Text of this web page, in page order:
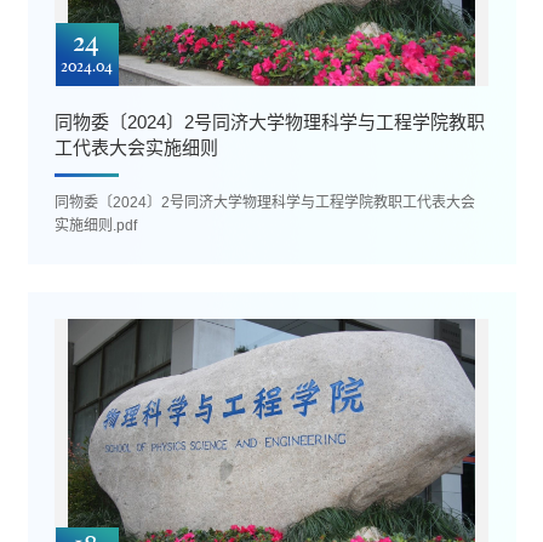
24
2024.04
同物委〔2024〕2号同济大学物理科学与工程学院教职
工代表大会实施细则
同物委〔2024〕2号同济大学物理科学与工程学院教职工代表大会
实施细则.pdf